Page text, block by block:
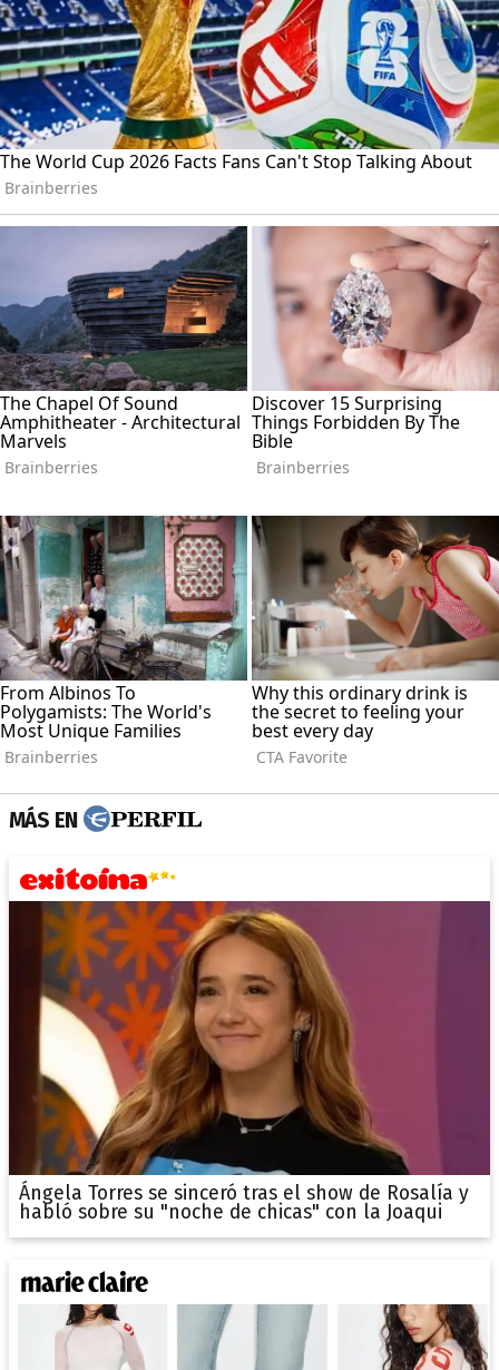
MÁS EN
Ángela Torres se sinceró tras el show de Rosalía y
habló sobre su "noche de chicas" con la Joaqui